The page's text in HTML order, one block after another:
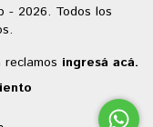
- 2026. Todos los
ingresá acá.